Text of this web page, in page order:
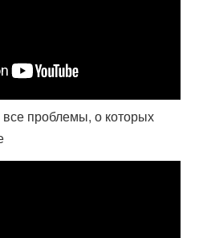
проблемы, о которых